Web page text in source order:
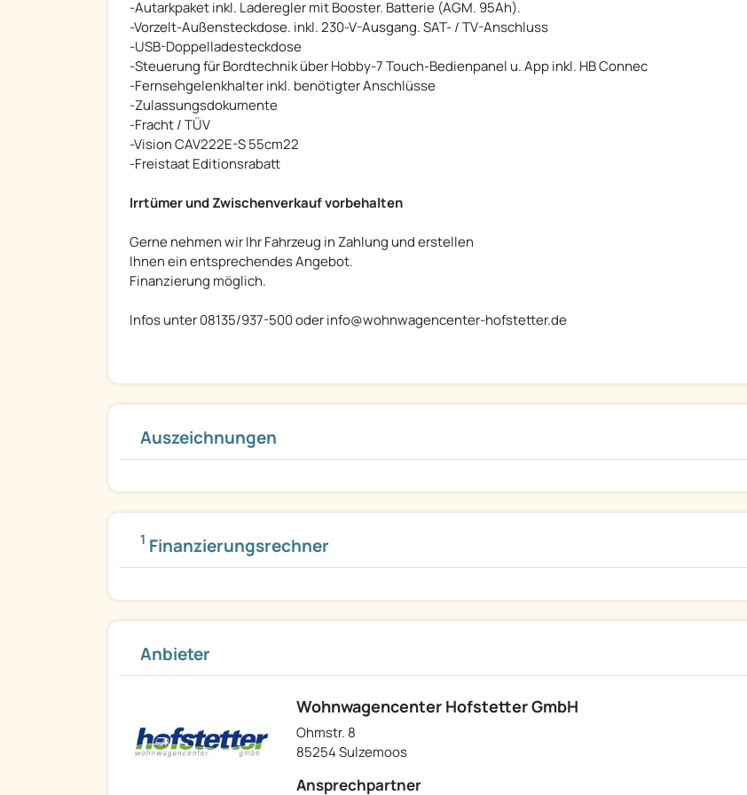
-Autarkpaket inkl. Laderegler mit Booster. Batterie (AGM. 95Ah).
-Vorzelt-Außensteckdose. inkl. 230-V-Ausgang. SAT- / TV-Anschluss
-USB-Doppelladesteckdose
-Steuerung für Bordtechnik über Hobby-7 Touch-Bedienpanel u. App inkl. HB Connec
-Fernsehgelenkhalter inkl. benötigter Anschlüsse
-Zulassungsdokumente
-Fracht / TÜV
-Vision CAV222E-S 55cm22
-Freistaat Editionsrabatt
Irrtümer und Zwischenverkauf vorbehalten
Gerne nehmen wir Ihr Fahrzeug in Zahlung und erstellen
Ihnen ein entsprechendes Angebot.
Finanzierung möglich.
Infos unter 08135/937-500 oder info@wohnwagencenter-hofstetter.de
Auszeichnungen
1 Finanzierungsrechner
Anbieter
Wohnwagencenter Hofstetter GmbH
Ohmstr. 8
85254 Sulzemoos
Ansprechpartner